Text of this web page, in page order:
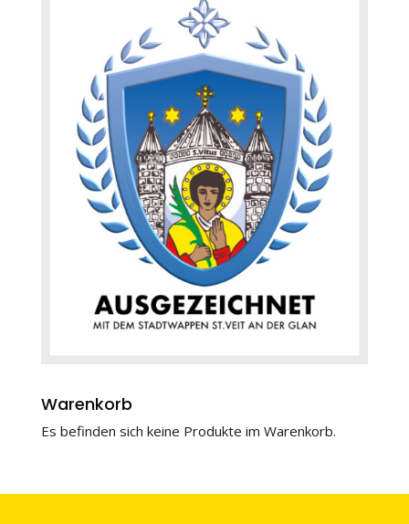
Warenkorb
Es befinden sich keine Produkte im Warenkorb.